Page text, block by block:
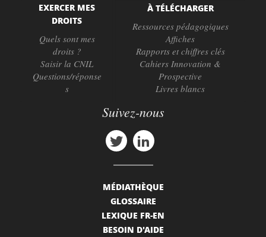
EXERCER MES
DROITS
Quels sont mes
droits ?
Saisir la CNIL
Questions/réponse
s
À TÉLÉCHARGER
Ressources pédagogiques
Affiches
Rapports et chiffres clés
Cahiers Innovation &
Prospective
Livres blancs
Suivez-nous
MÉDIATHÈQUE
GLOSSAIRE
LEXIQUE FR-EN
BESOIN D'AIDE